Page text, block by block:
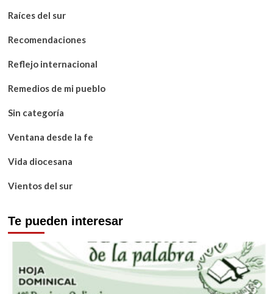
Raíces del sur
Recomendaciones
Reflejo internacional
Remedios de mi pueblo
Sin categoría
Ventana desde la fe
Vida diocesana
Vientos del sur
Te pueden interesar